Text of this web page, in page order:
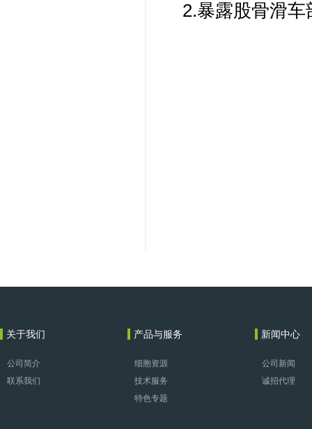
2.暴露股骨滑
关于我们
公司简介
联系我们
产品与服务
细胞资源
技术服务
特色专题
新闻中心
公司新闻
诚招代理